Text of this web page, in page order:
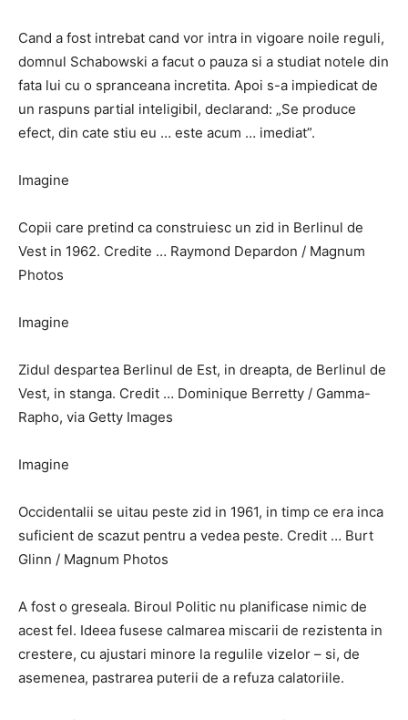
Cand a fost intrebat cand vor intra in vigoare noile reguli,
domnul Schabowski a facut o pauza si a studiat notele din
fata lui cu o spranceana incretita. Apoi s-a impiedicat de
un raspuns partial inteligibil, declarand: „Se produce
efect, din cate stiu eu … este acum … imediat”.
Imagine
Copii care pretind ca construiesc un zid in Berlinul de
Vest in 1962. Credite … Raymond Depardon / Magnum
Photos
Imagine
Zidul despartea Berlinul de Est, in dreapta, de Berlinul de
Vest, in stanga. Credit … Dominique Berretty / Gamma-
Rapho, via Getty Images
Imagine
Occidentalii se uitau peste zid in 1961, in timp ce era inca
suficient de scazut pentru a vedea peste. Credit … Burt
Glinn / Magnum Photos
A fost o greseala. Biroul Politic nu planificase nimic de
acest fel. Ideea fusese calmarea miscarii de rezistenta in
crestere, cu ajustari minore la regulile vizelor – si, de
asemenea, pastrarea puterii de a refuza calatoriile.